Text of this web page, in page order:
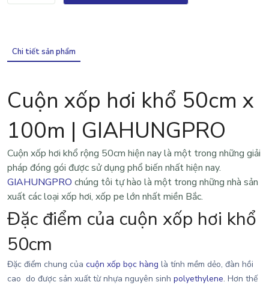
Chi tiết sản phẩm
Cuộn xốp hơi khổ 50cm x
100m | GIAHUNGPRO
Cuộn xốp hơi khổ rộng 50cm hiện nay là một trong những giải
pháp đóng gói được sử dụng phổ biến nhất hiện nay.
GIAHUNGPRO chúng tôi tự hào là một trong những nhà sản
xuất các loại xốp hơi, xốp pe lớn nhất miền Bắc.
Đặc điểm của cuộn xốp hơi khổ
50cm
Đặc điểm chung của cuộn xốp bọc hàng là tính mềm dẻo, đàn hồi
cao do được sản xuất từ nhựa nguyên sinh polyethylene. Hơn thế